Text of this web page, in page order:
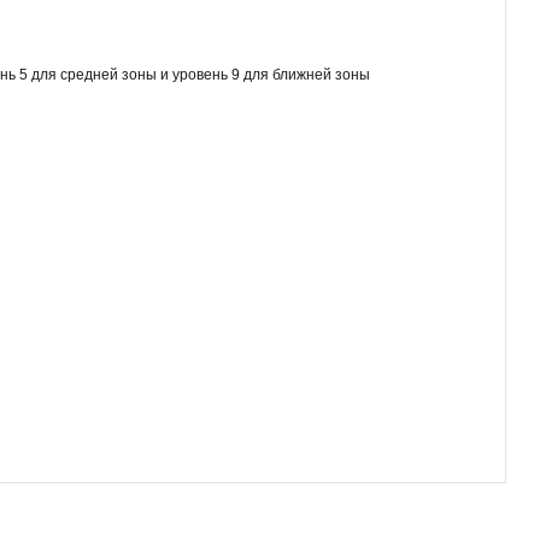
5 для средней зоны и уровень 9 для ближней зоны